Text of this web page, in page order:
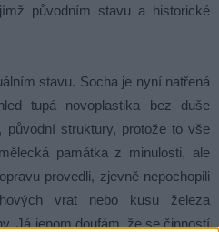
původním stavu a historické
stavu. Socha je nyní natřená
tupá novoplastika bez duše
původní struktury, protože to vše
památka z minulosti, ale
provedli, zjevně nepochopili
vrat nebo kusu železa
Já jenom doufám, že se činností